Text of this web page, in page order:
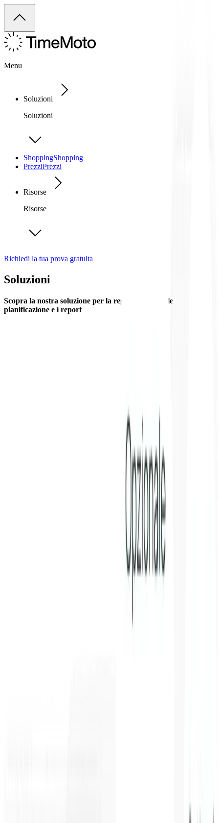
Menu
Soluzioni
Soluzioni
ShoppingShopping
PrezziPrezzi
Risorse
Risorse
Richiedi la tua prova gratuita
Soluzioni
Scopra la nostra soluzione per la registrazione delle ore, la
pianificazione e i report